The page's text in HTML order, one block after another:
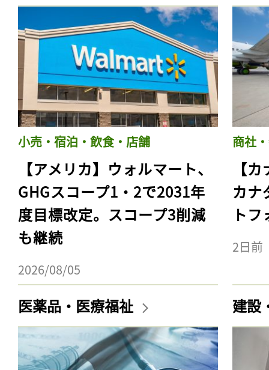
小売・宿泊・飲食・店舗
【アメリカ】ウォルマート、
GHGスコープ1・2で2031年
度目標改定。スコープ3削減
も継続
2026/08/05
商社
【
カナ
ト
2日前
医薬品・医療福祉 建設